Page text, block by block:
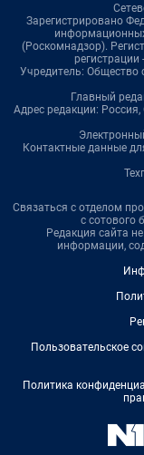
Зарегистрировано
(Роскомнадзор).
Учредитель: Общество
Главный
Адрес редакции:
Контактные данные
Связаться с отделом
с сотового
Редакция сайта
информации,
Пользовательское
Политика